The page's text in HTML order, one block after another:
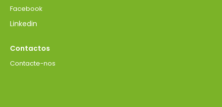
Facebook
Linkedin
Contactos
Contacte-nos